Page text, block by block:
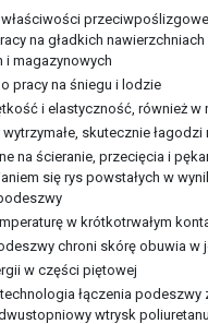
na gładkich
i magazynowych
pracy na śniegu i lodzie
i elastyczność, również w
wytrzymałe, skutecznie
na ścieranie, przecięcia i
się rys powstałych w
w krótkotrwałym
chroni skórę obuwia w
w części piętowej
łączenia podeszwy
wtrysk